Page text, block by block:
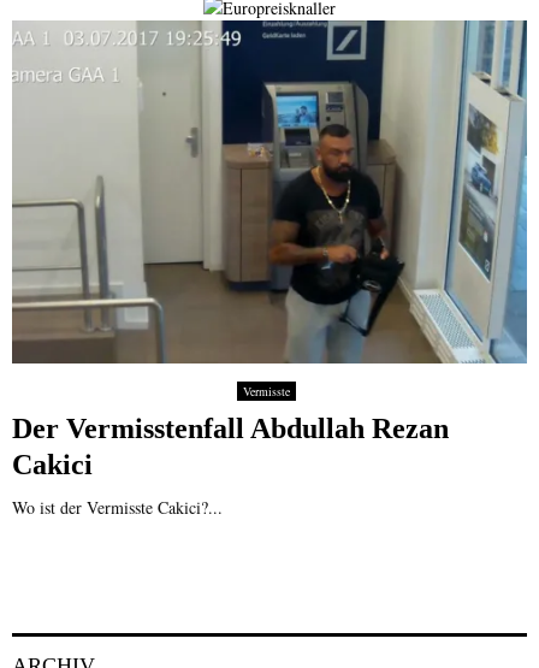
Vermisste
Der Vermisstenfall Abdullah Rezan
Cakici
Wo ist der Vermisste Cakici?...